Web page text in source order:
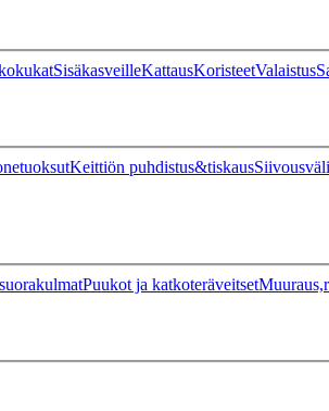
SisäkasveilleKattausKoristeetValaistus
Keittiön puhdistus&tiskaus
Puukot ja katkoteräveitset